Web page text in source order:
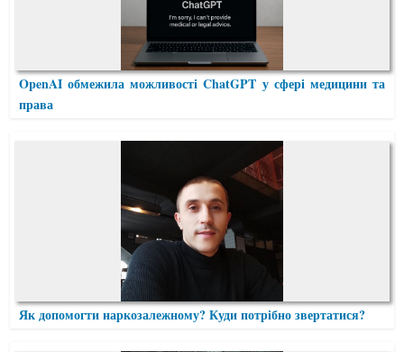
OpenAI обмежила можливості ChatGPT у сфері медицини та
права
Як допомогти наркозалежному? Куди потрібно звертатися?